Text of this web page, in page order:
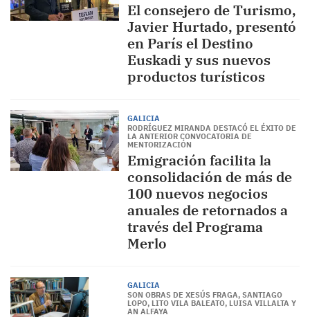
El consejero de Turismo,
Javier Hurtado, presentó
en París el Destino
Euskadi y sus nuevos
productos turísticos
GALICIA
RODRÍGUEZ MIRANDA DESTACÓ EL ÉXITO DE
LA ANTERIOR CONVOCATORIA DE
MENTORIZACIÓN
Emigración facilita la
consolidación de más de
100 nuevos negocios
anuales de retornados a
través del Programa
Merlo
GALICIA
SON OBRAS DE XESÚS FRAGA, SANTIAGO
LOPO, LITO VILA BALEATO, LUISA VILLALTA Y
AN ALFAYA